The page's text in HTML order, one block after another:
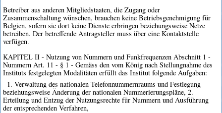
Betreiber aus anderen Mitgliedstaaten, die Zugang oder
Zusammenschaltung wünschen, brauchen keine Betriebsgenehmigung für
Belgien, sofern sie dort keine Dienste erbringen beziehungsweise Netze
betreiben. Der betreffende Antragsteller muss über eine Kontaktstelle
verfügen.
KAPITEL II - Nutzung von Nummern und Funkfrequenzen Abschnitt 1 -
Nummern Art. 11 - § 1 - Gemäss den vom König nach Stellungnahme des
Instituts festgelegten Modalitäten erfüllt das Institut folgende Aufgaben:
1. Verwaltung des nationalen Telefonnummernraums und Festlegung
beziehungsweise Änderung der nationalen Nummerierungspläne, 2.
Erteilung und Entzug der Nutzungsrechte für Nummern und Ausführung
der entsprechenden Verfahren,